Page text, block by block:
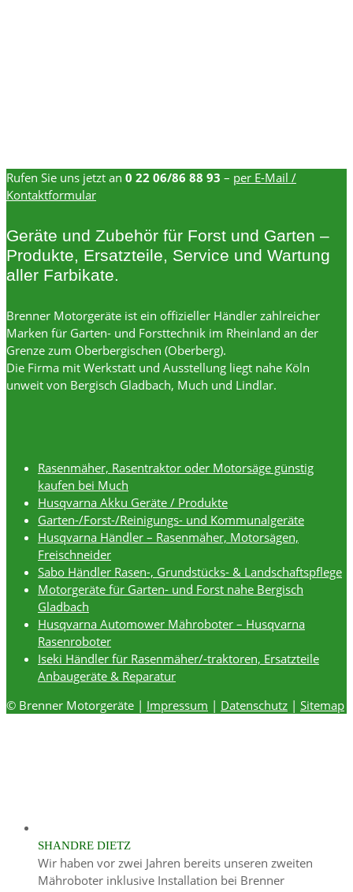
Rufen Sie uns jetzt an 0 22 06/86 88 93 – per E-Mail /
Kontaktformular
Geräte und Zubehör für Forst und Garten –
Produkte, Ersatzteile, Service und Wartung
aller Farbikate.
Brenner Motorgeräte ist ein offizieller Händler zahlreicher
Marken für Garten- und Forsttechnik im Rheinland an der
Grenze zum Oberbergischen (Oberberg).
Die Firma mit Werkstatt und Ausstellung liegt nahe Köln
unweit von Bergisch Gladbach, Much und Lindlar.
Rasenmäher, Rasentraktor oder Motorsäge günstig
kaufen bei Much
Husqvarna Akku Geräte / Produkte
Garten-/Forst-/Reinigungs- und Kommunalgeräte
Husqvarna Händler – Rasenmäher, Motorsägen,
Freischneider
Sabo Händler Rasen-, Grundstücks- & Landschaftspflege
Motorgeräte für Garten- und Forst nahe Bergisch
Gladbach
Husqvarna Automower Mähroboter – Husqvarna
Rasenroboter
Iseki Händler für Rasenmäher/-traktoren, Ersatzteile
Anbaugeräte & Reparatur
© Brenner Motorgeräte | Impressum | Datenschutz | Sitemap
SHANDRE DIETZ
Wir haben vor zwei Jahren bereits unseren zweiten
Mähroboter inklusive Installation bei Brenner